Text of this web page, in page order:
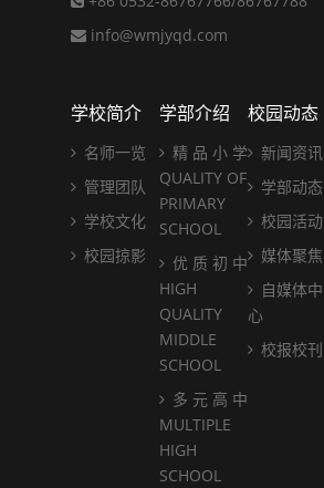
info@wmjyqd.com
学校简介
名师一览
管理团队
学校文化
校园掠影
学部介绍
精 品 小 学
QUALITY OF
PRIMARY
SCHOOL
优 质 初 中
HIGH
QUALITY
MIDDLE
SCHOOL
多 元 高 中
MULTIPLE
HIGH
SCHOOL
校园动态
新闻资讯
学部动态
校园活动
媒体聚焦
自媒体中
心
校报校刊